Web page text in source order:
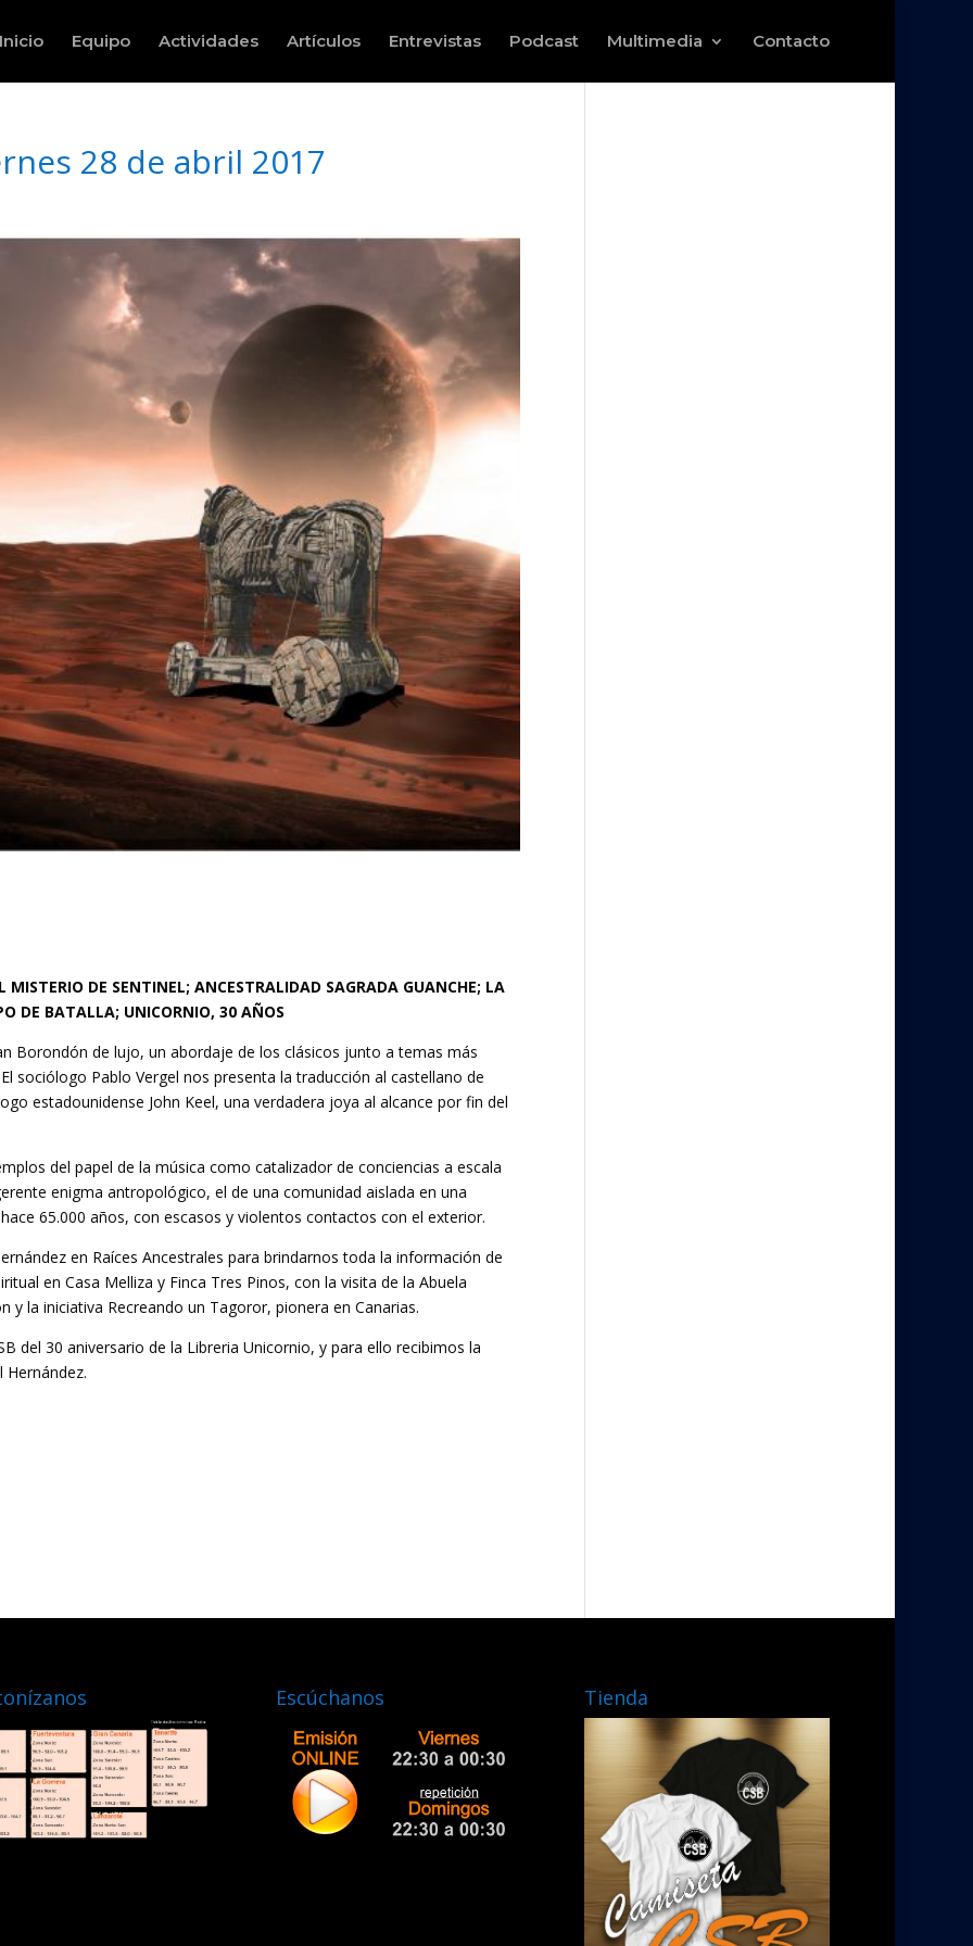
Inicio Equipo Actividades Artículos Entrevistas Podcast Multimedia Contacto
28 de abril 2017
MISTERIO DE SENTINEL; ANCESTRALIDAD SAGRADA GUANCHE; LA
DE BATALLA; UNICORNIO, 30 AÑOS
Borondón de lujo, un abordaje de los clásicos junto a temas más
sociólogo Pablo Vergel nos presenta la traducción al castellano de
estadounidense John Keel, una verdadera joya al alcance por fin del
del papel de la música como catalizador de conciencias a escala
enigma antropológico, el de una comunidad aislada en una
65.000 años, con escasos y violentos contactos con el exterior.
en Raíces Ancestrales para brindarnos toda la información de
en Casa Melliza y Finca Tres Pinos, con la visita de la Abuela
la iniciativa Recreando un Tagoror, pionera en Canarias.
del 30 aniversario de la Libreria Unicornio, y para ello recibimos la
Escúchanos Tienda